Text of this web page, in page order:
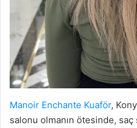
Manoir Enchante Kuaför,
salonu olmanın ötesinde, saç